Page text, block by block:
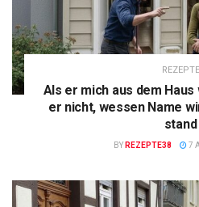
REZEPTE
Als er mich aus dem
er nicht, wessen Name
stand
BY REZEPTE38 7